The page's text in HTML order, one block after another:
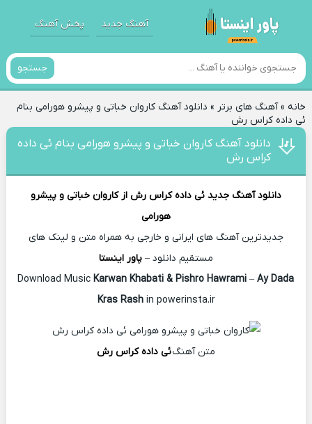
آهنگ جدید پخش آهنگ
جستجو
خانه»آهنگ های برتر » دانلود آهنگ کاروان خباتی و پیشرو هورامی بنام
ئی داده کراس رش
دانلود آهنگ کاروان خباتی و پیشرو هورامی بنام ئی داده
کراس رش
دانلود آهنگ جدید ئی داده کراس رش ازکاروان خباتی و پیشرو
هورامی
جدیدترین آهنگ های ایرانی و خارجی به همراه متن و لینک های
مستقیم دانلود – پاور اینستا
Karwan Khabati & Pishro Hawrami – Ay Dada
Kras Rash in powerinsta.ir
متن آهنگئی داده کراس رش